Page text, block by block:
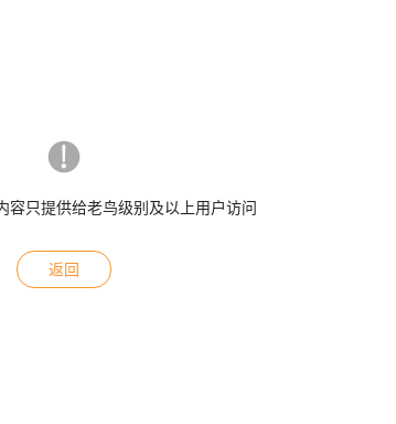
容只提供给老鸟级别及以上用户访问
返回